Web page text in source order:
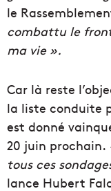
le
combattu le
ma vie ».
Car là reste
la liste conduite
est donné
20 juin prochain.
tous ces
lance Hubert